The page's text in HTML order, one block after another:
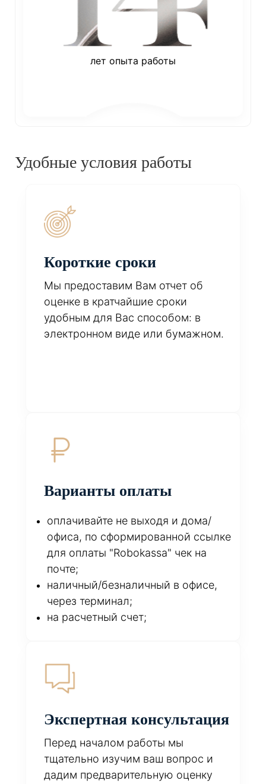
лет опыта работы
Удобные условия работы
Короткие сроки
Мы предоставим Вам отчет об
оценке в кратчайшие сроки
удобным для Вас способом: в
электронном виде или бумажном.
Варианты оплаты
оплачивайте не выходя и дома/
офиса, по сформированной ссылке
для оплаты "Robokassa" чек на
почте;
наличный/безналичный в офисе,
через терминал;
на расчетный счет;
Экспертная консультация
Перед началом работы мы
тщательно изучим ваш вопрос и
дадим предварительную оценку